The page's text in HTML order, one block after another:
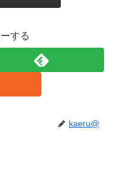
する
kaeru@